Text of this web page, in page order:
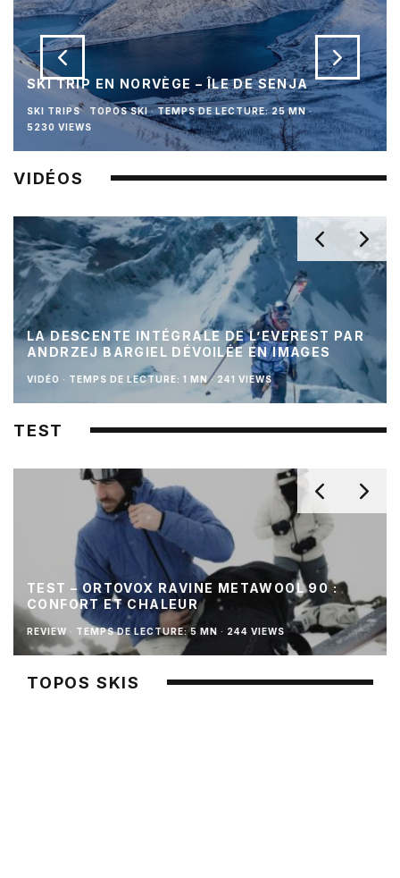
SKI TRIP EN NORVÈGE – ÎLE DE SENJA
SKI TRIPS TOPOS SKI · TEMPS DE LECTURE: 25 MN ·
5230 VIEWS
VIDÉOS
LA DESCENTE INTÉGRALE DE L’EVEREST PAR
ANDRZEJ BARGIEL DÉVOILÉE EN IMAGES
VIDÉO · TEMPS DE LECTURE: 1 MN · 241 VIEWS
TEST
TEST – ORTOVOX RAVINE METAWOOL 90 :
CONFORT ET CHALEUR
REVIEW · TEMPS DE LECTURE: 5 MN · 244 VIEWS
TOPOS SKIS